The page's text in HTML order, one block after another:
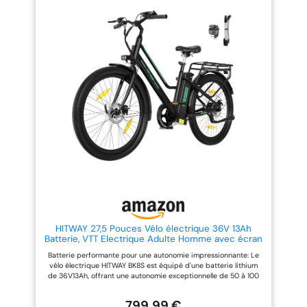
l'intensité de l'amortissement, le
HITWAY BK15P assure une
conduite fluide et confortable,
accidentés. Vous pourrez ajuster
l’amortissement pour une
conduite optimale. Équipement
de qualité pour une conduite
contrôlée:Ce VTT électrique est
équipé d’un écran LCD clair,
d’un système de transmission à
7 vitesses et de freins à disque
pour une conduite sécurisée et
un contrôle optimal de la vitesse.
subventions gouvernementales
nationales disponibles. Profitez
d'avantages financiers tout en
contribuant à une mobilité plus
verte. Prêt à l’emploi avec
accessoires inclus:Le vélo est
livré avec des garde-boues, une
pompe et un antivol. Il est conçu
cm de hauteur, offrant ainsi un
affiche des informations
essentielles telles que la vitesse,
l’autonomie et le mode
sélectionné. Profitez de trois
niveaux de vitesse et de deux
modes de conduite : assistance
au pédalage pour une conduite
sans effort ou mode classique
pour un contrôle total.
Équipement pratique pour un
usage quotidien: Le cadre bas
facilite la montée et la descente
du vélo. En bonus, une pompe
personnes mesurant 160 cm ou
position ergonomique et un
grand confort. Avec une vitesse
design élégant, il est idéal pour
les déplacements urbains.
CONVIENT POUR LES DÉBUTANTS
votre premier vélo électrique, le
HITWAY 27,5 Pouces Vélo électrique 36V 13Ah
Batterie, VTT Electrique Adulte Homme avec écran
LCD, 25km/h avec Moteur 250w, autonomie
jusqu'à 50-100km,APP
Batterie performante pour une autonomie impressionnante: Le
vélo électrique HITWAY BK8S est équipé d'une batterie lithium
de 36V13Ah, offrant une autonomie exceptionnelle de 50 à 100